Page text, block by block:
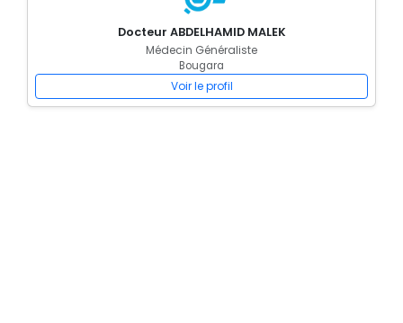
Docteur ABDELHAMID MALEK
Médecin Généraliste
Bougara
Voir le profil